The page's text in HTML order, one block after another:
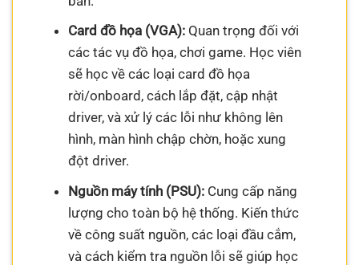
Card đồ họa (VGA):Quan trọng đối với
các tác vụ đồ họa, chơi game. Học viên
sẽ học về các loại card đồ họa
rời/onboard, cách lắp đặt, cập nhật
driver, và xử lý các lỗi như không lên
hình, màn hình chập chờn, hoặc xung
đột driver.
Nguồn máy tính (PSU):Cung cấp năng
lượng cho toàn bộ hệ thống. Kiến thức
về công suất nguồn, các loại đầu cắm,
và cách kiểm tra nguồn lỗi sẽ giúp học